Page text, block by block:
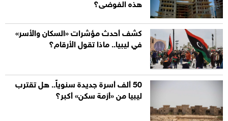
هذه الفوضى؟
كشف أحدث مؤشرات «السكان والأسر»
في ليبيا.. ماذا تقول الأرقام؟
50 ألف أسرة جديدة سنوياً.. هل تقترب
ليبيا من «أزمة سكن» أكبر؟